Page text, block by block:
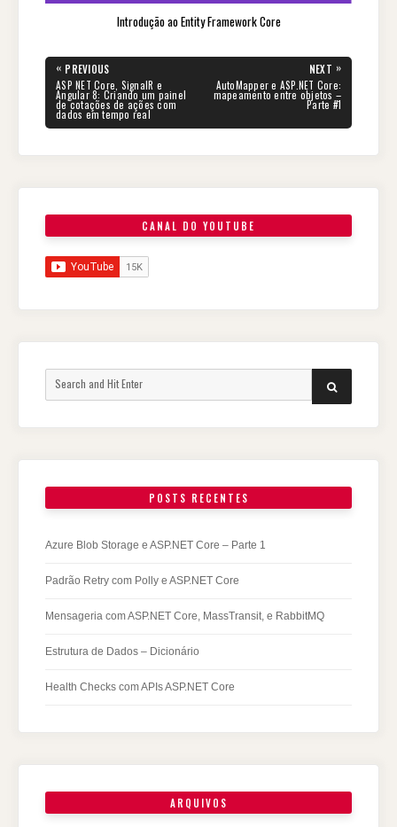
Introdução ao Entity Framework Core
« PREVIOUS
ASP NET Core, SignalR e
Angular 8: Criando um painel
de cotações de ações com
dados em tempo real
NEXT »
AutoMapper e ASP.NET Core:
mapeamento entre objetos –
Parte #1
CANAL DO YOUTUBE
POSTS RECENTES
Azure Blob Storage e ASP.NET Core – Parte 1
Padrão Retry com Polly e ASP.NET Core
Mensageria com ASP.NET Core, MassTransit, e RabbitMQ
Estrutura de Dados – Dicionário
Health Checks com APIs ASP.NET Core
ARQUIVOS